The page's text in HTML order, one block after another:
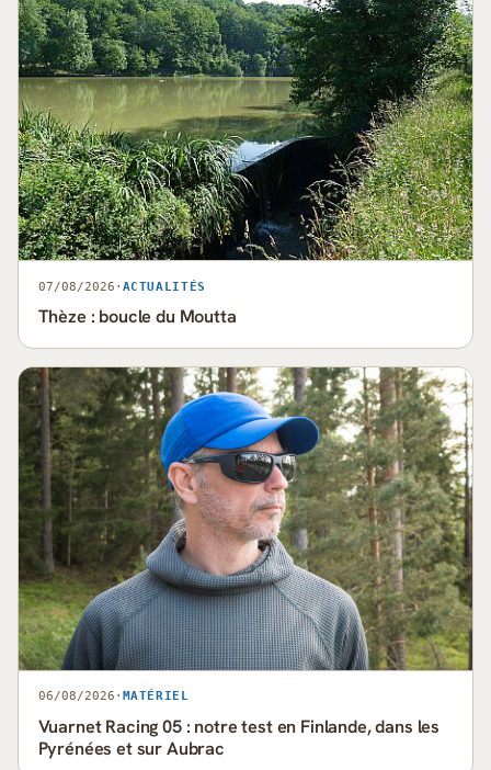
07/08/2026 · ACTUALITÉS
Thèze : boucle du Moutta
06/08/2026 · MATÉRIEL
Vuarnet Racing 05 : notre test en Finlande, dans les
Pyrénées et sur Aubrac